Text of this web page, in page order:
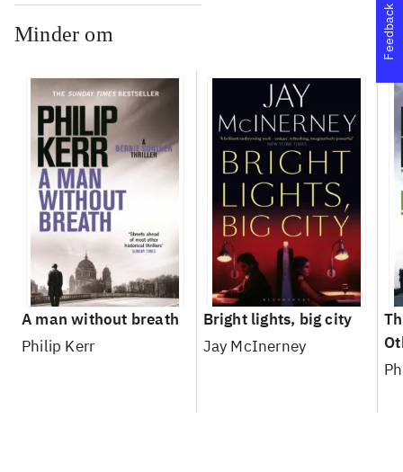
Minder om
A man without breath
Philip Kerr
Bright lights, big city
Jay McInerney
Feedback